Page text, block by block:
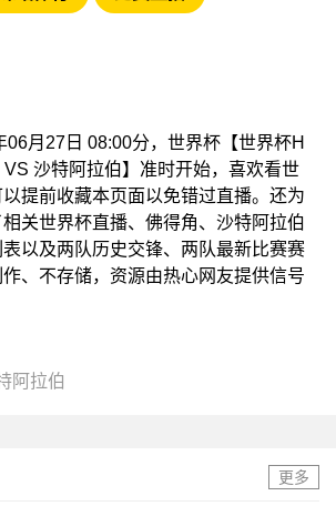
06月27日 08:00分，世界杯【世界杯H
沙特阿拉伯】准时开始，喜欢看世
提前收藏本页面以免错过直播。还为
关世界杯直播、佛得角、沙特阿拉伯
以及两队历史交锋、两队最新比赛赛
、不存储，资源由热心网友提供信号
阿拉伯
更多